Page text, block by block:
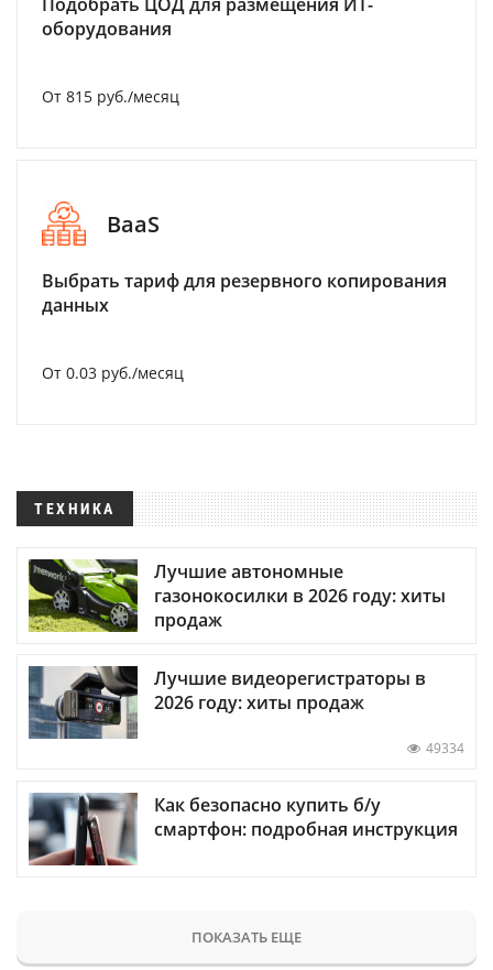
оборудования
От 815 руб./месяц
BaaS
Выбрать тариф для резервного копирования
данных
От 0.03 руб./месяц
ТЕХНИКА
Лучшие автономные
газонокосилки в 2026 году: хиты
продаж
Лучшие видеорегистраторы в
2026 году: хиты продаж
49334
Как безопасно купить б/у
смартфон: подробная инструкция
ПОКАЗАТЬ ЕЩЕ